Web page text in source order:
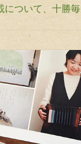
について、十勝